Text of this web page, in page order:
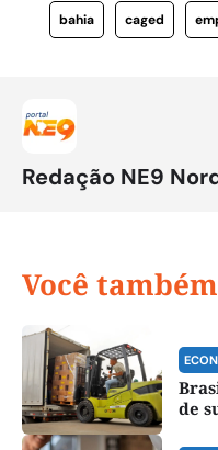
bahia caged
Redação NE9
Você
de